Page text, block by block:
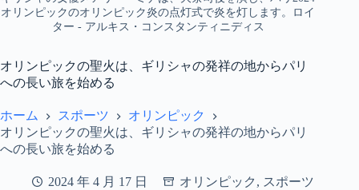
オリンピックのオリンピック炎の点灯式で炎を灯します。ロイ
ター - アルキス・コンスタンティニディス
オリンピックの聖火は、ギリシャの発祥の地からパリ
への長い旅を始める
ホーム スポーツ
オリンピック
オリンピックの聖火は、ギリシャの発祥の地からパリ
への長い旅を始める
2024 年 4 月 17 日 オリンピック , スポーツ